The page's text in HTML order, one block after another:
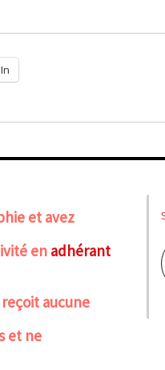
et avez
en adhérant
aucune
et ne